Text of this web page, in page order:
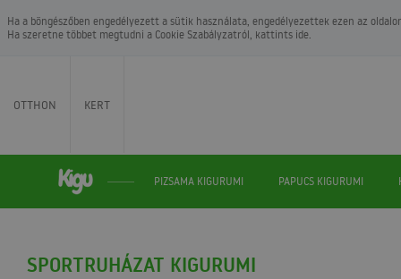
Ha a böngészőben engedélyezett a sütik használata, engedélyezettek ezen az
Ha szeretne többet megtudni a Cookie Szabályzatról, kattints ide.
OTTHON KERT
PIZSAMA KIGURUMI PAPUCS KIGURUMI
SPORTRUHÁZAT KIGURUMI